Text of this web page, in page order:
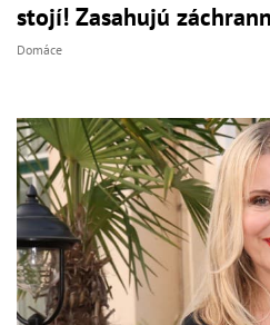
stojí! Zasahujú
Domáce